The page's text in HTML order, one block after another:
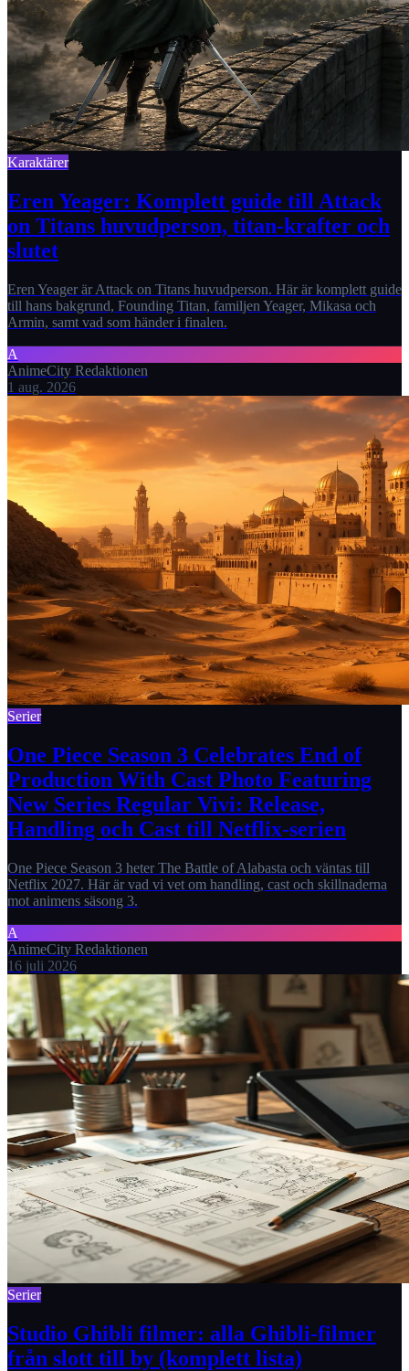
Karaktärer
Eren Yeager: Komplett guide till Attack
on Titans huvudperson, titan-krafter och
slutet
Eren Yeager är Attack on Titans huvudperson. Här är komplett guide
till hans bakgrund, Founding Titan, familjen Yeager, Mikasa och
Armin, samt vad som händer i finalen.
A
AnimeCity Redaktionen
1 aug. 2026
Serier
One Piece Season 3 Celebrates End of
Production With Cast Photo Featuring
New Series Regular Vivi: Release,
Handling och Cast till Netflix-serien
One Piece Season 3 heter The Battle of Alabasta och väntas till
Netflix 2027. Här är vad vi vet om handling, cast och skillnaderna
mot animens säsong 3.
A
AnimeCity Redaktionen
16 juli 2026
Serier
Studio Ghibli filmer: alla Ghibli-filmer
från slott till by (komplett lista)